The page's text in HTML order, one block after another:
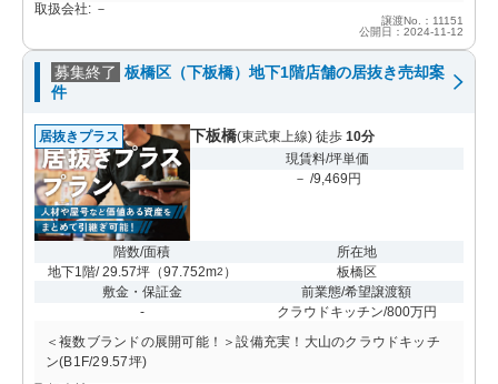
取扱会社: －
譲渡No.：11151
公開日：2024-11-12
募集終了 板橋区（下板橋）地下1階店舗の居抜き売却案
件
居抜きプラス 下板橋(東武東上線) 徒歩 10分
現賃料/坪単価
－ /9,469円
階数/面積
地下1階/ 29.57坪（97.752m2 ）
所在地
板橋区
敷金・保証金
-
前業態/希望譲渡額
クラウドキッチン/800万円
＜複数ブランドの展開可能！＞設備充実！大山のクラウドキッチ
ン(B1F/29.57坪)